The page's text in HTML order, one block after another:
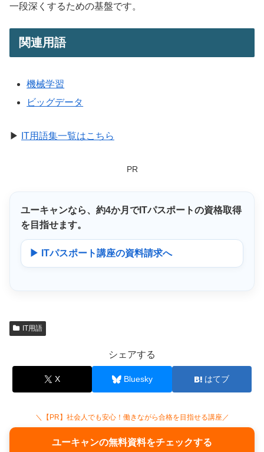
一段深くするための基盤です。
関連用語
機械学習
ビッグデータ
▶ IT用語集一覧はこちら
PR
ユーキャンなら、 約4か月 でITパスポートの資格取得
を目指せます。
▶ ITパスポート講座の資料請求へ
IT用語
シェアする
X Bluesky はてブ
＼【PR】社会人でも安心！働きながら合格を目指せる講座／
ユーキャンの無料資料をチェックする